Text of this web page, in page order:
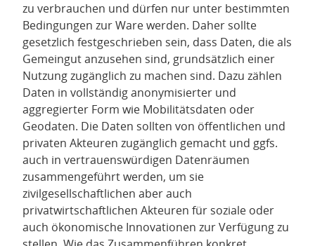
zu verbrauchen und dürfen nur unter bestimmten
Bedingungen zur Ware werden. Daher sollte
gesetzlich festgeschrieben sein, dass Daten, die als
Gemeingut anzusehen sind, grundsätzlich einer
Nutzung zugänglich zu machen sind. Dazu zählen
Daten in vollständig anonymisierter und
aggregierter Form wie Mobilitätsdaten oder
Geodaten. Die Daten sollten von öffentlichen und
privaten Akteuren zugänglich gemacht und ggfs.
auch in vertrauenswürdigen Datenräumen
zusammengeführt werden, um sie
zivilgesellschaftlichen aber auch
privatwirtschaftlichen Akteuren für soziale oder
auch ökonomische Innovationen zur Verfügung zu